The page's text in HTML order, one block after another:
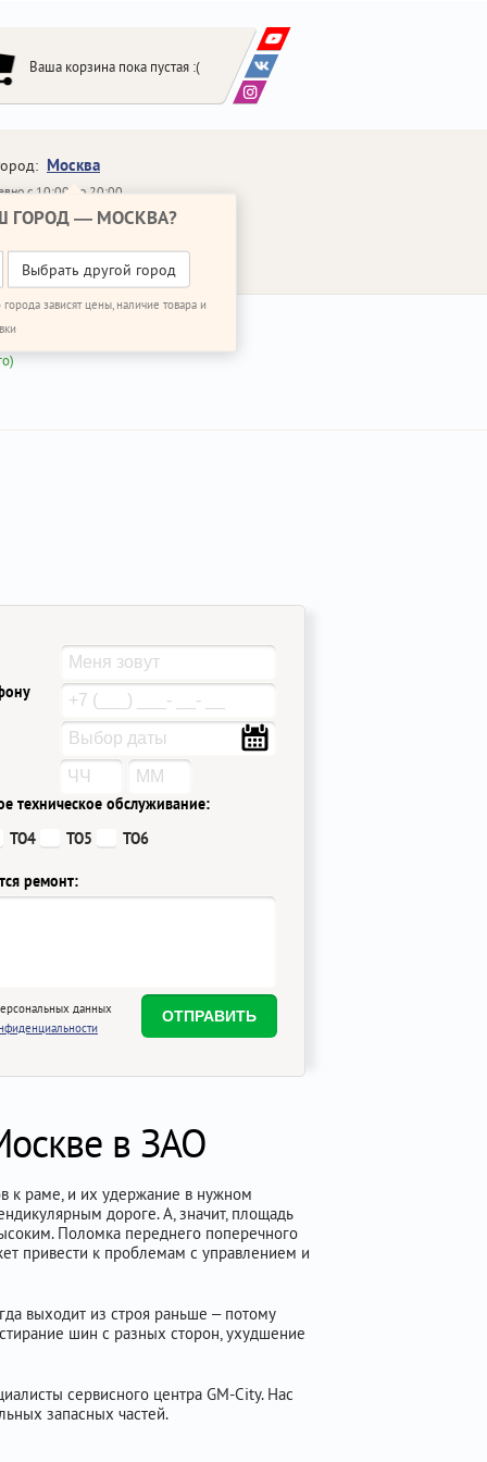
Ваша корзина пока пустая :(
Москва
ГОРОД — МОСКВА?
Выбрать другой город
зависят цены, наличие товара и
с 10:00 до 20:00
648-64-30
МНЕ
техническое обслуживание:
ТО4 ТО5 ТО6
ремонт:
данных
в ЗАО
к раме, и их удержание в нужном
дороге. А, значит, площадь
Поломка переднего поперечного
привести к проблемам с управлением и
выходит из строя раньше – потому
шин с разных сторон, ухудшение
сервисного центра GM-City. Нас
запасных частей.